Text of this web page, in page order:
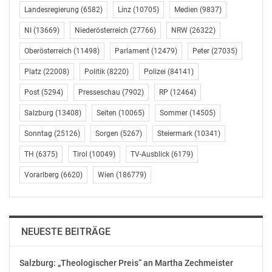
Leopold Altenburg und Daniela Golpashin und des
„Universum History“-Sendungsverantwortlichen Tom
Matzek im ORF-Landesstudio Niederösterreich
präsentiert.
ORF-Niederösterreich-Landesdirektor Prof. Norbert
Gollinger: „Ich freue mich, dass das Landesstudio
Niederösterreich Gastgeber der jüngsten ‚Universum
History‘-Produktion über den letzten Kaiser Österreichs
ist – nicht zuletzt deshalb, weil Kaiser Karl
entscheidende Zeiten seines Lebens in Niederösterreich
verbracht hat. Es freut mich auch deshalb, weil die
Wien mit den Landesstudios ist. Ich gratuliere dem
gesamten Team zu diesem tollen Film.“
In Vertretung von Landeshauptfrau Mag. Johanna Mikl-
Landesregierung (6582) Linz (10705) Medien (9837)
NI (13669) Niederösterreich (27766) NRW (26322)
Oberösterreich (11498) Parlament (12479) Peter (27035)
Platz (22008) Politik (8220) Polizei (84141)
Post (5294) Presseschau (7902) RP (12464)
Salzburg (13408) Seiten (10065) Sommer (14505)
Sonntag (25126) Sorgen (5267) Steiermark (10341)
TH (6375) Tirol (10049) TV-Ausblick (6179)
Vorarlberg (6620) Wien (186779)
NEUESTE BEITRÄGE
Salzburg: „Theologischer Preis“ an Martha Zechmeister